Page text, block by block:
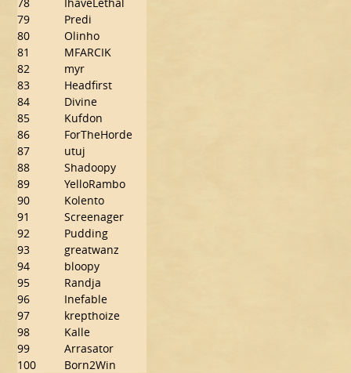
79
Predi
80
Olinho
81
MFARCIK
82
myr
83
Headfirst
84
Divine
85
Kufdon
86
ForTheHorde
87
utuj
88
Shadoopy
89
YelloRambo
90
Kolento
91
Screenager
92
Pudding
93
greatwanz
94
bloopy
95
Randja
96
Inefable
97
krepthoize
98
Kalle
99
Arrasator
100
Born2Win